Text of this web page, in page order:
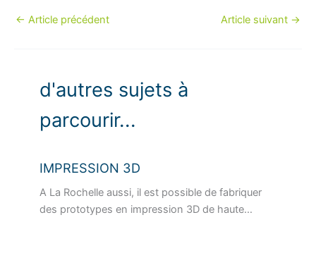
← Article précédent Article suivant →
d'autres sujets à
parcourir...
IMPRESSION 3D
A La Rochelle aussi, il est possible de fabriquer
des prototypes en impression 3D de haute…